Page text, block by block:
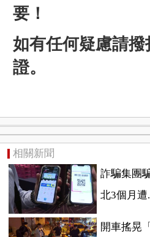
要！
如有任何疑慮請撥
證。
相關新聞
詐騙集團
北3個月遭
開車搖晃